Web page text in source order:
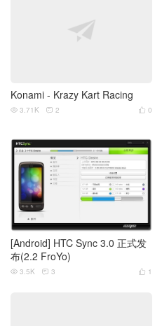
Konami - Krazy Kart Racing
 0
 3.71K  2
[Android] HTC Sync 3.0 正式发
布(2.2 FroYo)
 1
 3.5K  3